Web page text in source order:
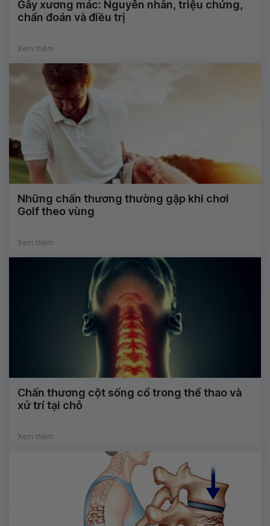
Gãy xương mác: Nguyên nhân, triệu chứng,
chẩn đoán và điều trị
Xem thêm
Những chấn thương thường gặp khi chơi
Golf theo vùng
Xem thêm
Chấn thương cột sống cổ trong thể thao và
xử trí tại chỗ
Xem thêm